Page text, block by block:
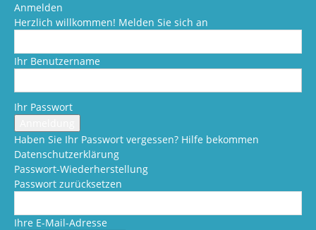
Anmelden
Herzlich willkommen! Melden Sie sich an
Ihr Benutzername
Ihr Passwort
Haben Sie Ihr Passwort vergessen? Hilfe bekommen
Datenschutzerklärung
Passwort-Wiederherstellung
Passwort zurücksetzen
Ihre E-Mail-Adresse